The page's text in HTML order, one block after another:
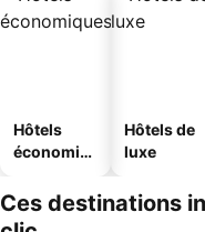
Hôtels
économiq
Hôtels de
luxe
Ces destinations